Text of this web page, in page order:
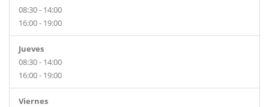
08:30 - 14:00
16:00 - 19:00
Jueves
08:30 - 14:00
16:00 - 19:00
Viernes